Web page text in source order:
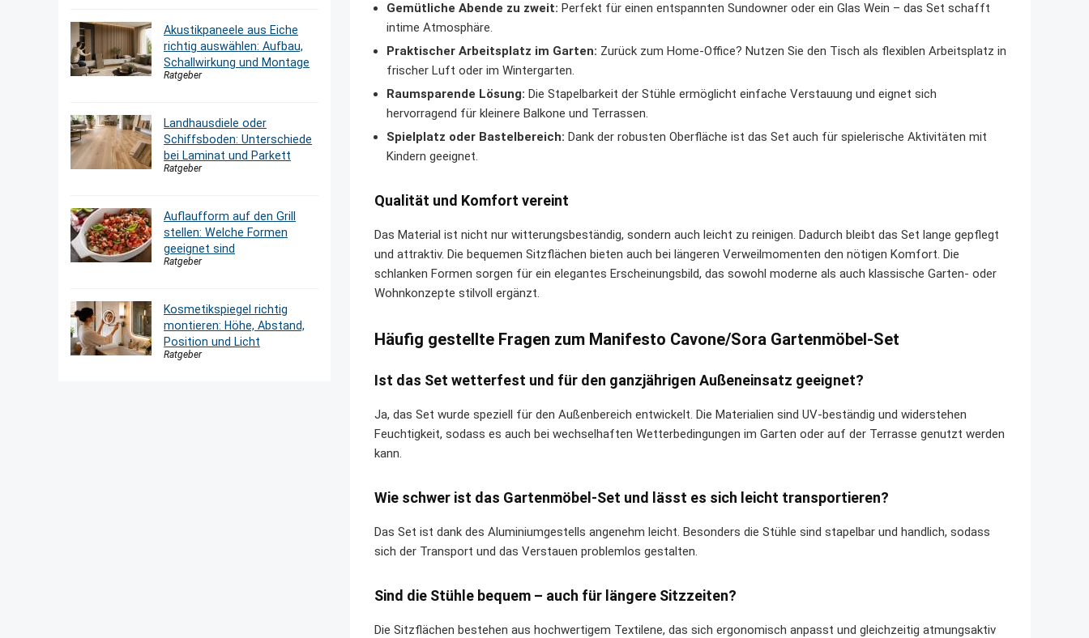
Gemütliche Abende zu zweit: Perfekt für einen entspannten Sundowner oder ein Glas Wein – das Set schafft
intime Atmosphäre.
Praktischer Arbeitsplatz im Garten: Zurück zum Home-Office? Nutzen Sie den Tisch als flexiblen Arbeitsplatz in
frischer Luft oder im Wintergarten.
Raumsparende Lösung: Die Stapelbarkeit der Stühle ermöglicht einfache Verstauung und eignet sich
hervorragend für kleinere Balkone und Terrassen.
Spielplatz oder Bastelbereich: Dank der robusten Oberfläche ist das Set auch für spielerische Aktivitäten mit
Kindern geeignet.
Qualität und Komfort vereint
Das Material ist nicht nur witterungsbeständig, sondern auch leicht zu reinigen. Dadurch bleibt das Set lange gepflegt
und attraktiv. Die bequemen Sitzflächen bieten auch bei längeren Verweilmomenten den nötigen Komfort. Die
schlanken Formen sorgen für ein elegantes Erscheinungsbild, das sowohl moderne als auch klassische Garten- oder
Wohnkonzepte stilvoll ergänzt.
Häufig gestellte Fragen zum Manifesto Cavone/Sora Gartenmöbel-Set
Ist das Set wetterfest und für den ganzjährigen Außeneinsatz geeignet?
Ja, das Set wurde speziell für den Außenbereich entwickelt. Die Materialien sind UV-beständig und widerstehen
Feuchtigkeit, sodass es auch bei wechselhaften Wetterbedingungen im Garten oder auf der Terrasse genutzt werden
kann.
Wie schwer ist das Gartenmöbel-Set und lässt es sich leicht transportieren?
Das Set ist dank des Aluminiumgestells angenehm leicht. Besonders die Stühle sind stapelbar und handlich, sodass
sich der Transport und das Verstauen problemlos gestalten.
Sind die Stühle bequem – auch für längere Sitzzeiten?
Die Sitzflächen bestehen aus hochwertigem Textilene, das sich ergonomisch anpasst und gleichzeitig atmungsaktiv
Akustikpaneele aus Eiche
richtig auswählen: Aufbau,
Schallwirkung und Montage
Ratgeber
Landhausdiele oder
Schiffsboden: Unterschiede
bei Laminat und Parkett
Ratgeber
Auflaufform auf den Grill
stellen: Welche Formen
geeignet sind
Ratgeber
Kosmetikspiegel richtig
montieren: Höhe, Abstand,
Position und Licht
Ratgeber